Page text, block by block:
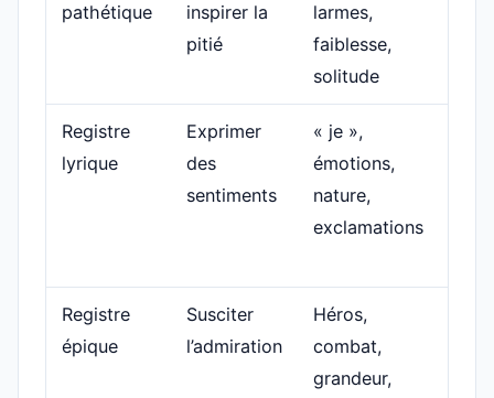
pathétique
inspirer la
pitié
larmes,
faiblesse,
solitude
Registre
lyrique
Exprimer
des
sentiments
« je »,
émotions,
nature,
exclamations
Registre
épique
Susciter
l’admiration
Héros,
combat,
grandeur,